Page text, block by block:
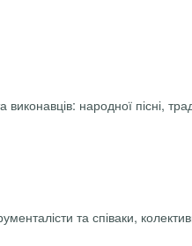
народної пісні,
та співаки,